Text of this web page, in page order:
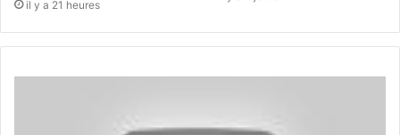
il y a 21 heures